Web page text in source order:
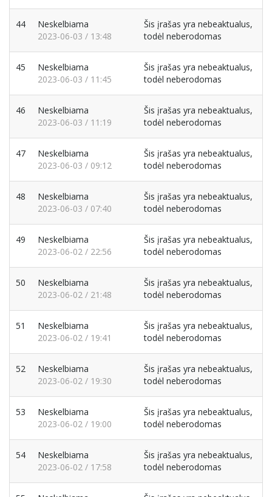
44
Neskelbiama
2023-06-03 / 13:48
Šis įrašas yra nebeaktualus,
todėl neberodomas
45
Neskelbiama
2023-06-03 / 11:45
Šis įrašas yra nebeaktualus,
todėl neberodomas
46
Neskelbiama
2023-06-03 / 11:19
Šis įrašas yra nebeaktualus,
todėl neberodomas
47
Neskelbiama
2023-06-03 / 09:12
Šis įrašas yra nebeaktualus,
todėl neberodomas
48
Neskelbiama
2023-06-03 / 07:40
Šis įrašas yra nebeaktualus,
todėl neberodomas
49
Neskelbiama
2023-06-02 / 22:56
Šis įrašas yra nebeaktualus,
todėl neberodomas
50
Neskelbiama
2023-06-02 / 21:48
Šis įrašas yra nebeaktualus,
todėl neberodomas
51
Neskelbiama
2023-06-02 / 19:41
Šis įrašas yra nebeaktualus,
todėl neberodomas
52
Neskelbiama
2023-06-02 / 19:30
Šis įrašas yra nebeaktualus,
todėl neberodomas
53
Neskelbiama
2023-06-02 / 19:00
Šis įrašas yra nebeaktualus,
todėl neberodomas
54
Neskelbiama
2023-06-02 / 17:58
Šis įrašas yra nebeaktualus,
todėl neberodomas